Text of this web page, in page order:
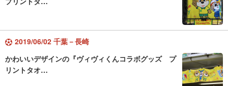
2019/06/02 千葉－長崎
かわいいデザインの『ヴィヴィくんコラボグッズ プ
リントタオ…